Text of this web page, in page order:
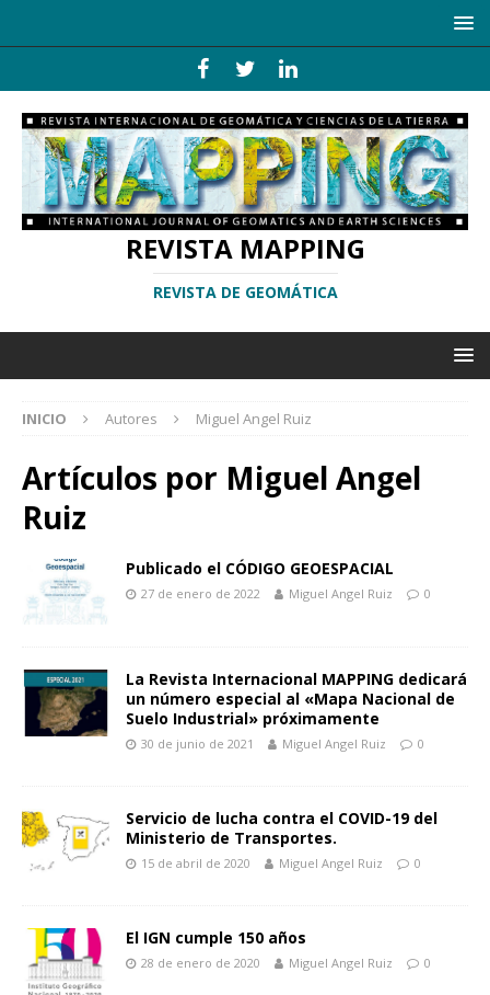
REVISTA MAPPING
REVISTA DE GEOMÁTICA
INICIO Autores Miguel Angel Ruiz
Artículos por Miguel Angel
Ruiz
Publicado el CÓDIGO GEOESPACIAL
27 de enero de 2022 Miguel Angel Ruiz 0
La Revista Internacional MAPPING dedicará
un número especial al «Mapa Nacional de
Suelo Industrial» próximamente
30 de junio de 2021 Miguel Angel Ruiz 0
Servicio de lucha contra el COVID-19 del
Ministerio de Transportes.
15 de abril de 2020 Miguel Angel Ruiz 0
El IGN cumple 150 años
28 de enero de 2020 Miguel Angel Ruiz 0